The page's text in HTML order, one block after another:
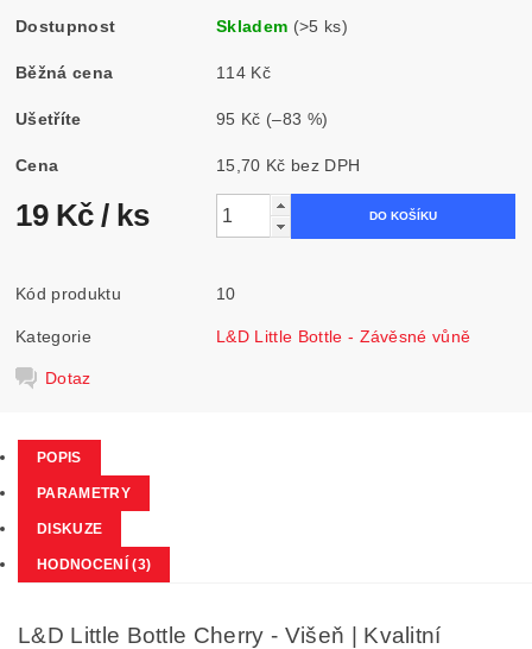
Dostupnost Skladem (>5 ks)
Běžná cena 114 Kč
Ušetříte 95 Kč (–83 %)
Cena 15,70 Kč bez DPH
19 Kč/ ks
Kód produktu 10
Kategorie L&D Little Bottle - Závěsné vůně
Dotaz
POPIS
PARAMETRY
DISKUZE
HODNOCENÍ (3)
L&D Little Bottle Cherry - Višeň | Kvalitní